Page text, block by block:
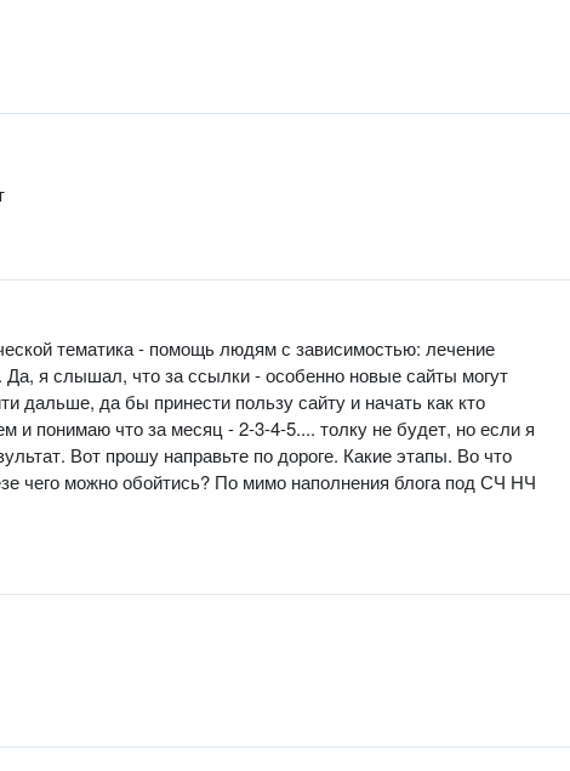
тематика - помощь людям с зависимостью: лечение
я слышал, что за ссылки - особенно новые сайты могут
дальше, да бы принести пользу сайту и начать как кто
и понимаю что за месяц - 2-3-4-5.... толку не будет, но если я
Вот прошу направьте по дороге. Какие этапы. Во что
чего можно обойтись? По мимо наполнения блога под СЧ НЧ